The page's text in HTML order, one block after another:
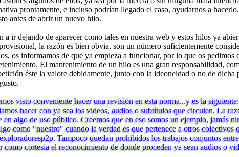
prontamente, e incluso podrían llegado el caso, ayudarnos a
antes de abrir un nuevo hilo.
ir dejando de aparecer como tales en nuestra web y estos hilos ya
la razón es bien obvia, son un número suficientemente
os informamos de que ya empieza a funcionar, por lo que os pedimos
El mantenimiento de un hilo es una gran responsabilidad,
éste la valore debidamente, junto con la ideoneidad o no de dicha
visto conveniente hacer una revisión en esta norma...y es la
hacer con ya sea los videos, audios o subtítulos que circulen. La
algo de uso público. Creemos que en eso somos un ejemplo, jamás
como "nuestro" cuando la verdad es que pertenece a otros
Tampoco quedan prohibidos los trabajos conjuntos
cortesía el reconocimiento de donde proceden ya sean audios o